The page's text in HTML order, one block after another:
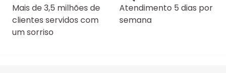
Mais de 3,5 milhões de
clientes servidos com
um sorriso
Atendimento 5 dias por
semana